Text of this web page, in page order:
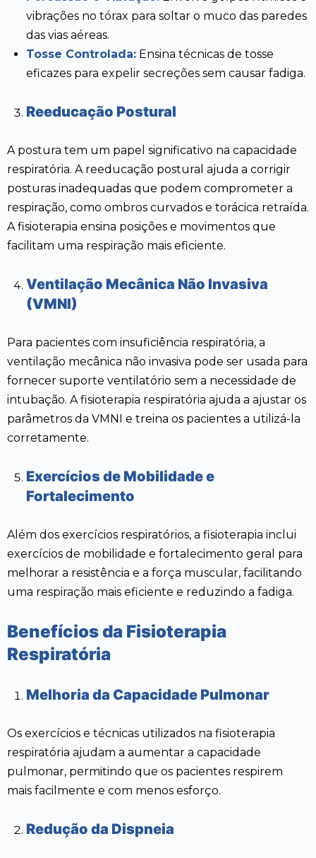
vibrações no tórax para soltar o muco das paredes
das vias aéreas.
Tosse Controlada: Ensina técnicas de tosse
eficazes para expelir secreções sem causar fadiga.
Reeducação Postural
A postura tem um papel significativo na capacidade
respiratória. A reeducação postural ajuda a corrigir
posturas inadequadas que podem comprometer a
respiração, como ombros curvados e torácica retraída.
A fisioterapia ensina posições e movimentos que
facilitam uma respiração mais eficiente.
Ventilação Mecânica Não Invasiva
(VMNI)
Para pacientes com insuficiência respiratória, a
ventilação mecânica não invasiva pode ser usada para
fornecer suporte ventilatório sem a necessidade de
intubação. A fisioterapia respiratória ajuda a ajustar os
parâmetros da VMNI e treina os pacientes a utilizá-la
corretamente.
Exercícios de Mobilidade e
Fortalecimento
Além dos exercícios respiratórios, a fisioterapia inclui
exercícios de mobilidade e fortalecimento geral para
melhorar a resistência e a força muscular, facilitando
uma respiração mais eficiente e reduzindo a fadiga.
Benefícios da Fisioterapia
Respiratória
Melhoria da Capacidade Pulmonar
Os exercícios e técnicas utilizados na fisioterapia
respiratória ajudam a aumentar a capacidade
pulmonar, permitindo que os pacientes respirem
mais facilmente e com menos esforço.
Redução da Dispneia